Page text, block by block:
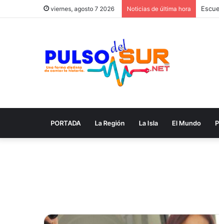
viernes, agosto 7 2026 Noticias de última hora
PORTADA La Región La Isla El Mundo